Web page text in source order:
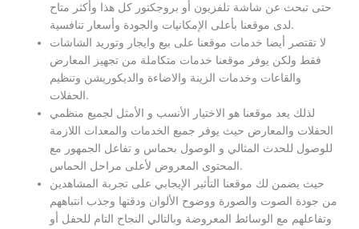
حتى تبحث عن شاشة تلفزيون أو بروجكتور كل هذا وأكثر متاح
لدى موقعنا بأعلى الإمكانيات والجودة وأسعار تنافسية.
لا تقتصر أيضا خدمات موقعنا على بيع وايجار وتوريد الشاشات
فقط ولكن يوفر موقعنا خدمات متكاملة من تجهيز المعارض
والقاعات وخدمات الزينة والاضاءة والديكوريشن وتنظيم
الحفلات.
لذلك يعد موقعنا هو الاختيار الأنسب و الأمثل لجميع منظمي
الحفلات والمعارض حيث يوفر جميع الخدمات والمعدات اللازمة
للوصول للحدث المثالي و الوصول بحماس و تفاعل الجمهور مع
المحتوى المعروض لأعلى مراحل الحماس.
حيث يضمن لك موقعنا التأثير الإيجابي على تجربة المشاهدين
من جودة الصوت والصورة ووضوح الألوان ودقتها وجذب انتباههم
وتفاعلهم مع الوسائط المعروضة وبالتالي النجاح التام للحفل أو